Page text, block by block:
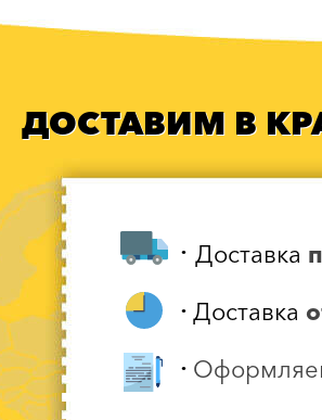
ДОСТАВИМ В
Доставка
Доставка
•
•
•